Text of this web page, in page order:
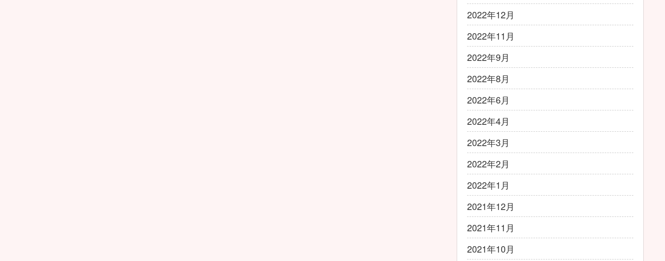
2022年12月
2022年11月
2022年9月
2022年8月
2022年6月
2022年4月
2022年3月
2022年2月
2022年1月
2021年12月
2021年11月
2021年10月